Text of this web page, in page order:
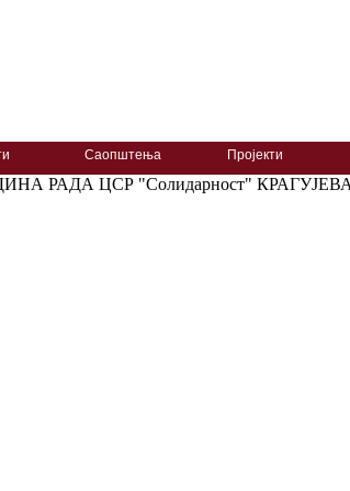
Саопштења Пројекти
РАДА ЦСР "Солидарност"